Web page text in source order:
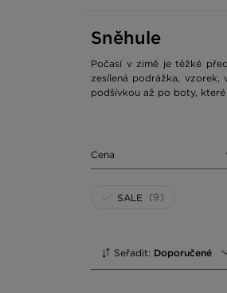
Sněhule
Počasí v zimě je těžké
zesílená podrážka,
podšívkou až po boty,
Cena
SALE (9)
Seřadit: Doporučené